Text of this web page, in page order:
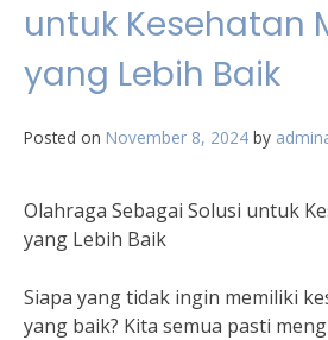
untuk Kesehatan
yang Lebih Baik
Posted on November 8, 2024 by
Olahraga Sebagai Solusi untuk
yang Lebih Baik
Siapa yang tidak ingin memiliki
yang baik? Kita semua pasti